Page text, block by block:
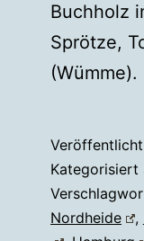
Buchholz
Sprötze,
Kategorisiert
Nordheide
,